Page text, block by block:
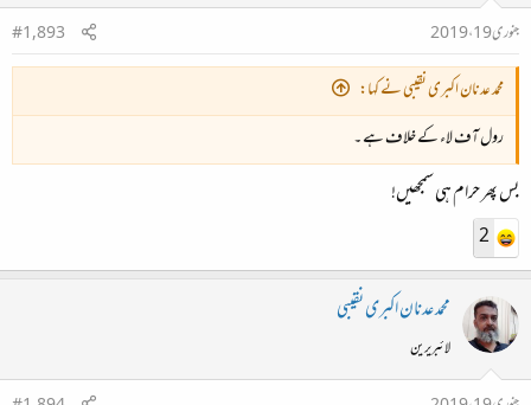
جنوری 19، 2019
#1,893
محمد عدنان اکبری نقیبی نے کہا:
رول آف لاء کے خلاف ہے ۔
بس پھر حرام ہی سمجھیں!
2
محمد عدنان اکبری نقیبی
لائبریرین